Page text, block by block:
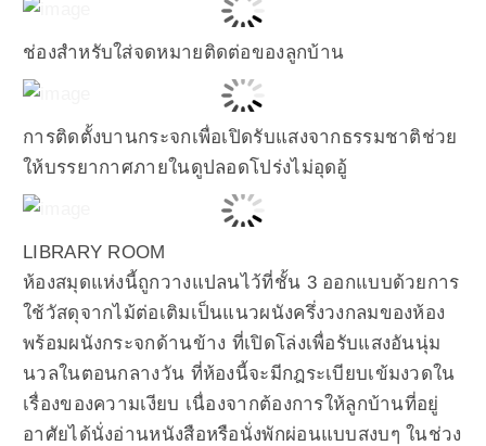
ช่องสำหรับใส่จดหมายติดต่อของลูกบ้าน
การติดตั้งบานกระจกเพื่อเปิดรับแสงจากธรรมชาติช่วย
ให้บรรยากาศภายในดูปลอดโปร่งไม่อุดอู้
LIBRARY ROOM
ห้องสมุดแห่งนี้ถูกวางแปลนไว้ที่ชั้น 3 ออกแบบด้วยการ
ใช้วัสดุจากไม้ต่อเติมเป็นแนวผนังครึ่งวงกลมของห้อง
พร้อมผนังกระจกด้านข้าง ที่เปิดโล่งเพื่อรับแสงอันนุ่ม
นวลในตอนกลางวัน ที่ห้องนี้จะมีกฎระเบียบเข้มงวดใน
เรื่องของความเงียบ เนื่องจากต้องการให้ลูกบ้านที่อยู่
อาศัยได้นั่งอ่านหนังสือหรือนั่งพักผ่อนแบบสงบๆ ในช่วง